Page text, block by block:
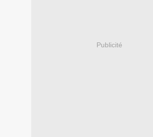
Publicité